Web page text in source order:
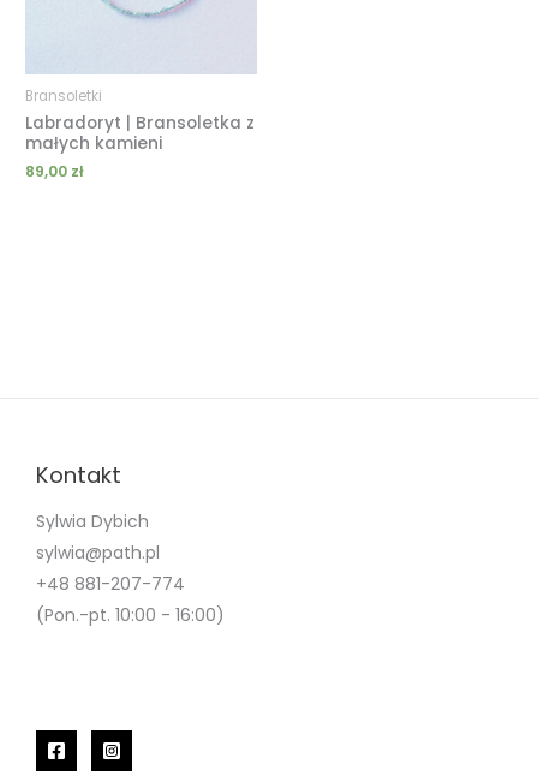
Bransoletki
Labradoryt | Bransoletka z
małych kamieni
89,00 zł
Kontakt
Sylwia Dybich
sylwia@path.pl
+48 881-207-774
(Pon.-pt. 10:00 - 16:00)